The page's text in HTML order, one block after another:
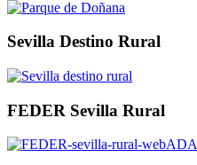
Sevilla Destino Rural
FEDER Sevilla Rural